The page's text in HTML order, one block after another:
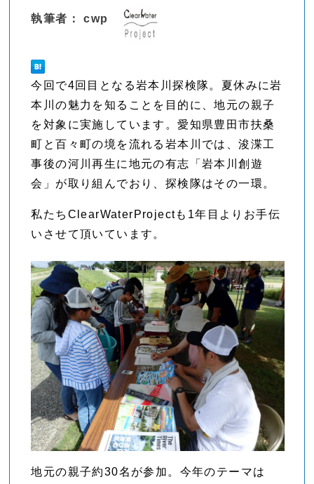
執筆者： cwp
今回で4回目となる岩本川探検隊。夏休みに岩
本川の魅力を知ることを目的に、地元の親子
を対象に実施しています。愛知県豊田市扶桑
町と百々町の境を流れる岩本川では、浚渫工
事後の河川再生に地元の有志「岩本川創遊
会」が取り組んでおり、探検隊はその一環。
私たちClearWaterProjectも1年目よりお手伝
いさせて頂いています。
地元の親子約30名が参加。今年のテーマは